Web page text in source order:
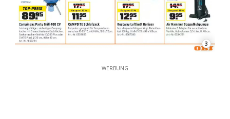
3
WERBUNG